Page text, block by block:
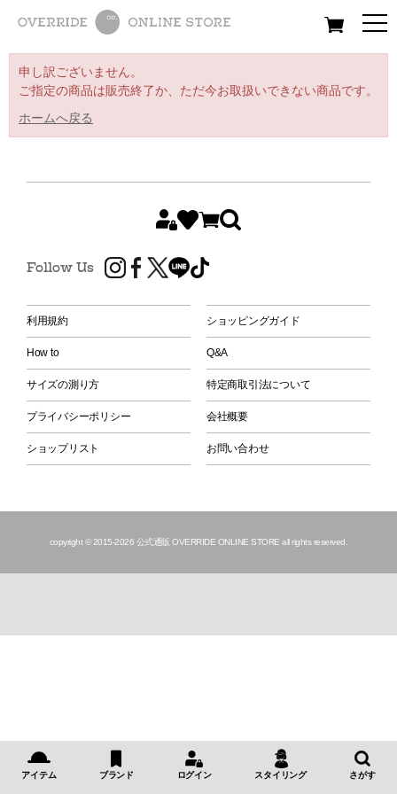
All Women Men
申し訳ございません。
ご指定の商品は販売終了か、ただ今お取扱いできない商品です。
ホームへ戻る
Follow Us
利用規約 ショッピングガイド
How to Q&A
サイズの測り方 特定商取引法について
プライバシーポリシー 会社概要
ショップリスト お問い合わせ
copyright © 2015-2026 公式通販 OVERRIDE ONLINE STORE all rights reserved.
アイテム ブランド ログイン スタイリング さがす